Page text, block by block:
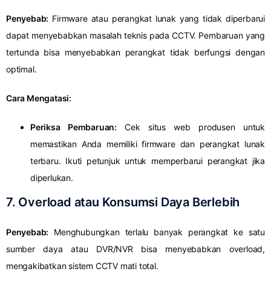
Penyebab: Firmware atau perangkat lunak yang tidak diperbarui
dapat menyebabkan masalah teknis pada CCTV. Pembaruan yang
tertunda bisa menyebabkan perangkat tidak berfungsi dengan
optimal.
Cara Mengatasi:
Periksa Pembaruan: Cek situs web produsen untuk
memastikan Anda memiliki firmware dan perangkat lunak
terbaru. Ikuti petunjuk untuk memperbarui perangkat jika
diperlukan.
7. Overload atau Konsumsi Daya Berlebih
Penyebab: Menghubungkan terlalu banyak perangkat ke satu
sumber daya atau DVR/NVR bisa menyebabkan overload,
mengakibatkan sistem CCTV mati total.